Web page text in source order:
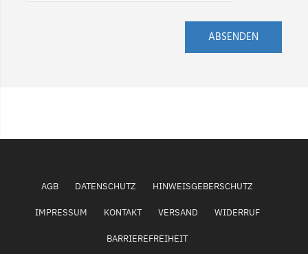
ABSENDEN
AGB DATENSCHUTZ HINWEISGEBERSCHUTZ
IMPRESSUM KONTAKT VERSAND WIDERRUF
BARRIEREFREIHEIT